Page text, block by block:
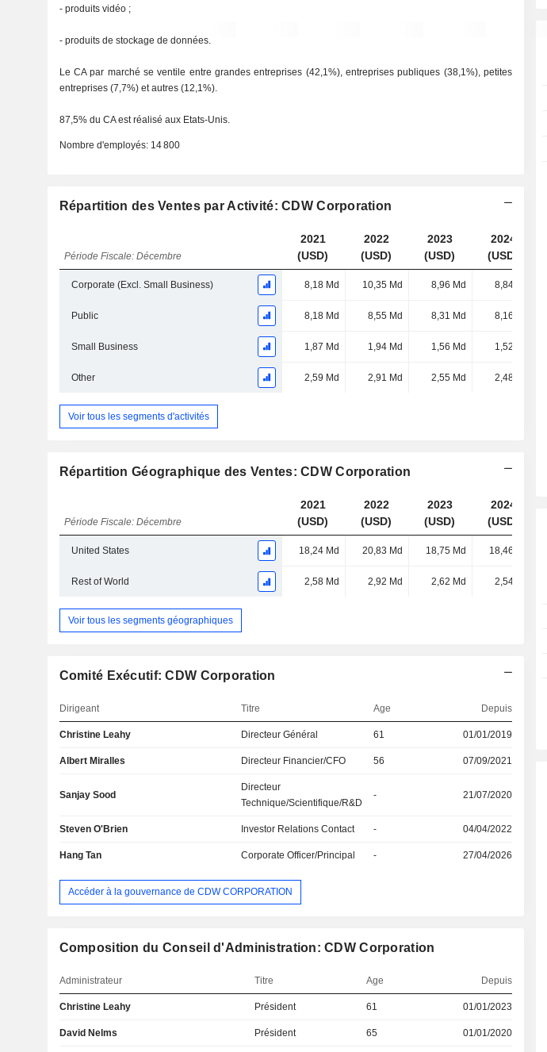
- produits vidéo ;
- produits de stockage de données.
Le CA par marché se ventile entre grandes entreprises (42,1%), entreprises publiques (38,1%), petites
entreprises (7,7%) et autres (12,1%).
87,5% du CA est réalisé aux Etats-Unis.
Nombre d'employés: 14 800
Répartition des Ventes par Activité: CDW Corporation
Période Fiscale: Décembre
2021
(USD)
2022
(USD)
2023
(USD)
2024
(USD)
Corporate (Excl. Small Business) 8,18 Md 10,35 Md 8,96 Md 8,84 Md
Public 8,18 Md 8,55 Md 8,31 Md 8,16 Md
Small Business 1,87 Md 1,94 Md 1,56 Md 1,52 Md
Other 2,59 Md 2,91 Md 2,55 Md 2,48 Md
Voir tous les segments d'activités
Répartition Géographique des Ventes: CDW Corporation
Période Fiscale: Décembre
2021
(USD)
2022
(USD)
2023
(USD)
2024
(USD)
United States 18,24 Md 20,83 Md 18,75 Md 18,46 Md
Rest of World 2,58 Md 2,92 Md 2,62 Md 2,54 Md
Voir tous les segments géographiques
Comité Exécutif: CDW Corporation
Dirigeant Titre Age Depuis
Christine Leahy Directeur Général 61 01/01/2019
Albert Miralles Directeur Financier/CFO 56 07/09/2021
Sanjay Sood
Directeur
Technique/Scientifique/R&D
- 21/07/2020
Steven O'Brien Investor Relations Contact - 04/04/2022
Hang Tan Corporate Officer/Principal - 27/04/2026
Accéder à la gouvernance de CDW CORPORATION
Composition du Conseil d'Administration: CDW Corporation
Administrateur Titre Age Depuis
Christine Leahy Président 61 01/01/2023
David Nelms Président 65 01/01/2020